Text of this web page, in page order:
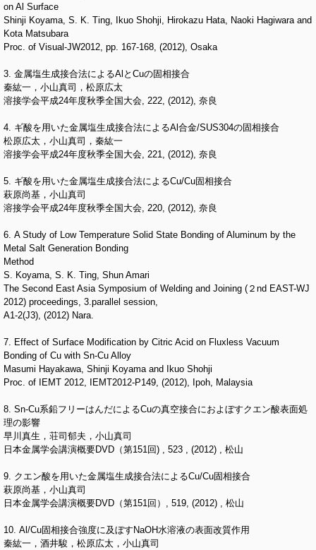
on Al Surface
Shinji Koyama, S. K. Ting, Ikuo Shohji, Hirokazu Hata, Naoki Hagiwara and
Kota Matsubara
Proc. of Visual-JW2012, pp. 167-168, (2012), Osaka
3. 金属塩生成接合法によるAlとCuの固相接合
秦紘一，小山真司，松原広太
溶接学会平成24年度秋季全国大会, 222, (2012), 奈良
4. ギ酸を用いた金属塩生成接合法によるAl合金/SUS304の固相接合
松原広太，小山真司，秦紘一
溶接学会平成24年度秋季全国大会, 221, (2012), 奈良
5. ギ酸を用いた金属塩生成接合法によるCu/Cu固相接合
萩原尚基，小山真司
溶接学会平成24年度秋季全国大会, 220, (2012), 奈良
6. A Study of Low Temperature Solid State Bonding of Aluminum by the
Metal Salt Generation Bonding
Method
S. Koyama, S. K. Ting, Shun Amari
The Second East Asia Symposium of Welding and Joining (２nd EAST-WJ
2012) proceedings, 3.parallel session,
A1-2(J3), (2012) Nara.
7. Effect of Surface Modification by Citric Acid on Fluxless Vacuum
Bonding of Cu with Sn-Cu Alloy
Masumi Hayakawa, Shinji Koyama and Ikuo Shohji
Proc. of IEMT 2012, IEMT2012-P149, (2012), Ipoh, Malaysia
8. Sn-Cu系鉛フリーはんだによるCuの真空接合におよぼすクエン酸表面処
理の影響
早川真生，荘司郁夫，小山真司
日本金属学会講演概要DVD（第151回) , 523 , (2012) , 松山
9. クエン酸を用いた金属塩生成接合法によるCu/Cu固相接合
萩原尚基，小山真司
日本金属学会講演概要DVD（第151回）, 519, (2012) , 松山
10. Al/Cu固相接合強度に及ぼすNaOH水溶液の表面改質作用
秦紘一，酒井駿，松原広太，小山真司